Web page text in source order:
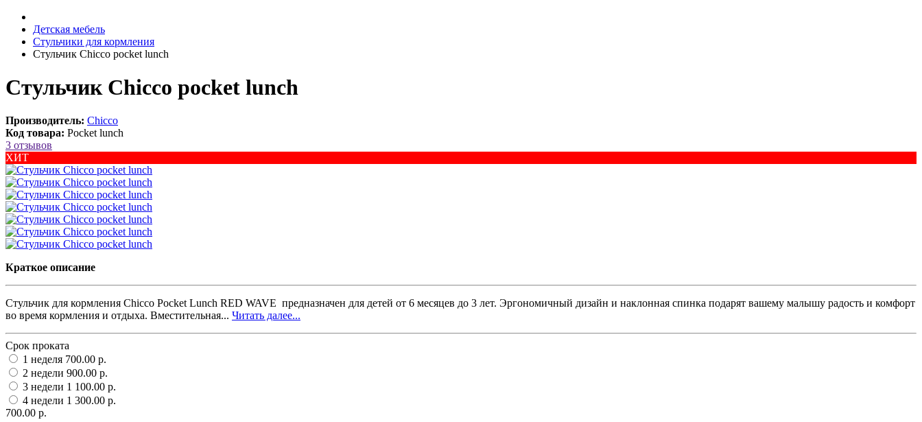
Детская мебель
Стульчики для кормления
Стульчик Chicco pocket lunch
Стульчик Chicco pocket lunch
Производитель: Chicco
Код товара: Pocket lunch
3 отзывов
ХИТ
Краткое описание
Стульчик для кормления Chicco Pocket Lunch RED WAVE предназначен для детей от 6 месяцев до 3 лет. Эргономичный дизайн и наклонная спинка подарят вашему малышу радость и комфорт
во время кормления и отдыха. Вместительная... Читать далее...
Срок проката
1 неделя 700.00 р.
2 недели 900.00 р.
3 недели 1 100.00 р.
4 недели 1 300.00 р.
700.00 р.